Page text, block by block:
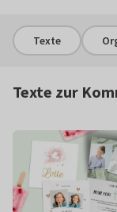
Texte
Texte zur